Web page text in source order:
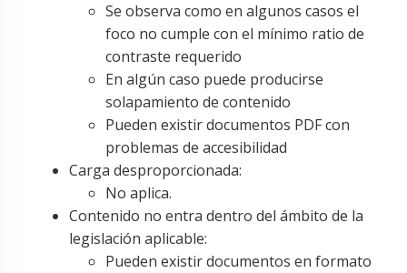
Se observa como en algunos casos el
foco no cumple con el mínimo ratio de
contraste requerido
En algún caso puede producirse
solapamiento de contenido
Pueden existir documentos PDF con
problemas de accesibilidad
Carga desproporcionada:
No aplica.
Contenido no entra dentro del ámbito de la
legislación aplicable:
Pueden existir documentos en formato